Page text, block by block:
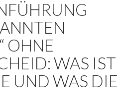
OHNE
WAS IST
UND WAS DIE